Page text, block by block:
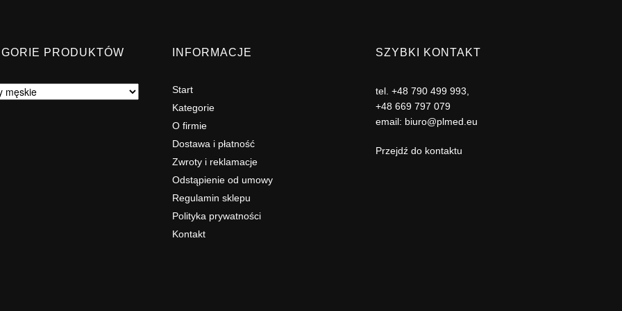
PRODUKTÓW INFORMACJE
Start
Kategorie
O firmie
Dostawa i płatność
Zwroty i reklamacje
Odstąpienie od umowy
Regulamin sklepu
Polityka prywatności
Kontakt
SZYBKI KONTAKT
tel. +48 790 499 993
+48 669 797 079
email: biuro@plmed.eu
Przejdź do kontaktu